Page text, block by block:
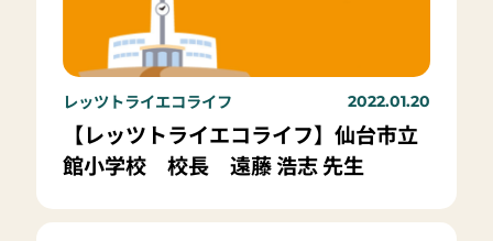
レッツトライエコライフ 2022.01.20
【レッツトライエコライフ】仙台市立
館小学校 校長 遠藤 浩志 先生